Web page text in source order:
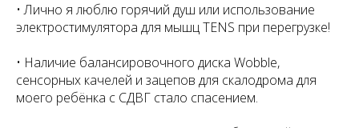
• Лично я люблю горячий душ или использование
электростимулятора для мышц TENS при перегрузке!
• Наличие балансировочного диска Wobble,
сенсорных качелей и зацепов для скалодрома для
моего ребёнка с СДВГ стало спасением.